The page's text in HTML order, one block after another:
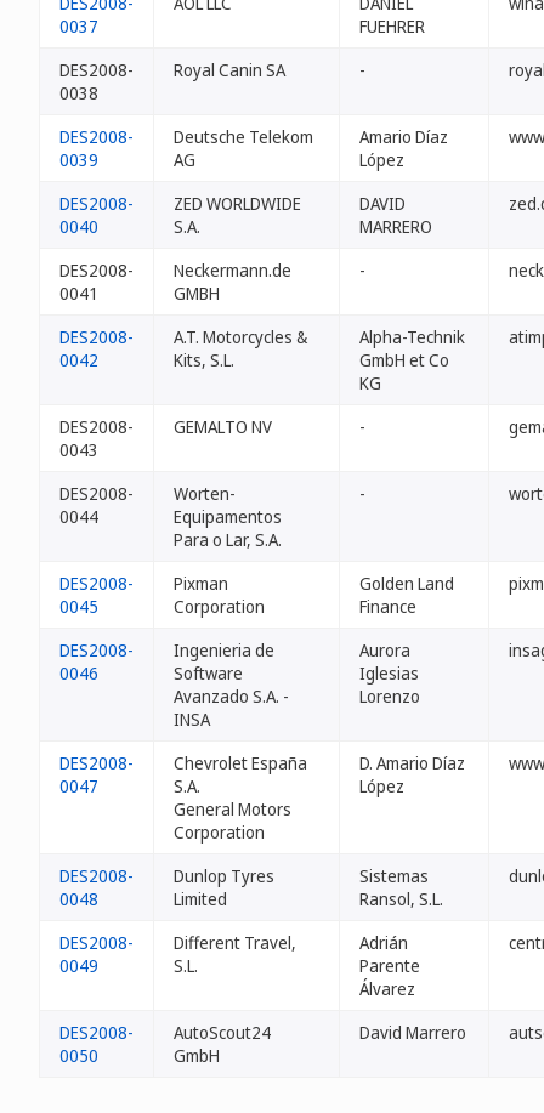
0037
FUEHRER
DES2008-
0038
Royal Canin SA -
DES2008-
0039
Deutsche Telekom
AG
Amario Díaz
López
DES2008-
0040
ZED WORLDWIDE
S.A.
DAVID
MARRERO
DES2008-
0041
Neckermann.de
GMBH
-
DES2008-
0042
A.T. Motorcycles &
Kits, S.L.
Alpha-Technik
GmbH et Co
KG
DES2008-
0043
GEMALTO NV -
DES2008-
0044
Worten-
Equipamentos
Para o Lar, S.A.
-
DES2008-
0045
Pixman
Corporation
Golden Land
Finance
DES2008-
0046
Ingenieria de
Software
Avanzado S.A. -
INSA
Aurora
Iglesias
Lorenzo
DES2008-
0047
Chevrolet España
S.A.
General Motors
Corporation
D. Amario Díaz
López
DES2008-
0048
Dunlop Tyres
Limited
Sistemas
Ransol, S.L.
DES2008-
0049
Different Travel,
S.L.
Adrián
Parente
Álvarez
DES2008-
0050
AutoScout24
GmbH
David Marrero